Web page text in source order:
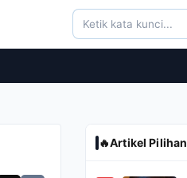
🔥Artikel Pilihan